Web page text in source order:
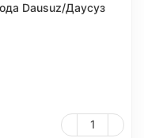
Dausuz/Даусуз